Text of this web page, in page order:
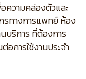
วามคล่องตัวและ
รทางการแพทย์ ห้อง
บริการ ที่ต้องการ
อการใช้งานประจำ